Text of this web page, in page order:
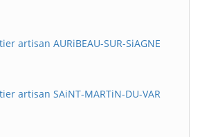
artisan AURiBEAU-SUR-SiAGNE
artisan SAiNT-MARTiN-DU-VAR